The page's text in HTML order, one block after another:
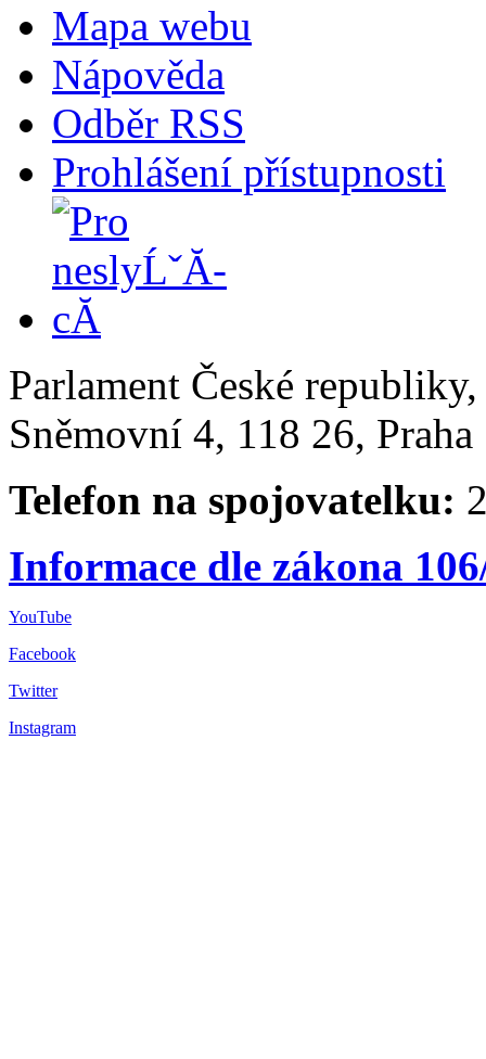
Mapa webu
Nápověda
Odběr RSS
Prohlášení přístupnosti
Parlament České
Sněmovní 4, 118 26,
Telefon na spojovatelku:
Informace dle zákona
YouTube
Facebook
Twitter
Instagram